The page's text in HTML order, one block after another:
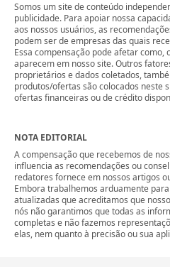
Somos um site de conteúdo
publicidade. Para apoiar nossa
aos nossos usuários, as
podem ser de empresas das quais
Essa compensação pode afetar como,
aparecem em nosso site. Outros
proprietários e dados coletados,
produtos/ofertas são colocados neste
ofertas financeiras ou de crédito
NOTA EDITORIAL
A compensação que recebemos de
influencia as recomendações ou
redatores fornece em nossos artigos
Embora trabalhemos arduamente
atualizadas que acreditamos que
nós não garantimos que todas as
completas e não fazemos
elas, nem quanto à precisão ou sua